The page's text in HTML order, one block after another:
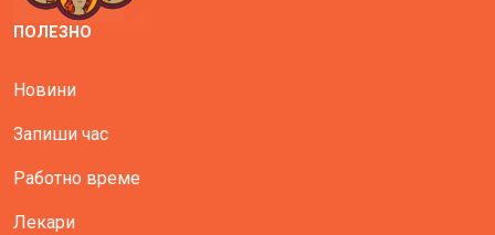
ПОЛЕЗНО
Новини
Запиши час
Работно време
Лекари